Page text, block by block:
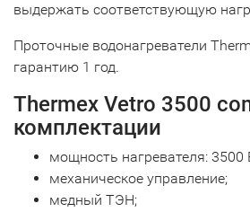
выдержать соответствующую
Проточные водонагреватели
гарантию 1 год.
Thermex Vetro 3500
комплектации
мощность нагревателя: 3500
механическое управление;
медный ТЭН;